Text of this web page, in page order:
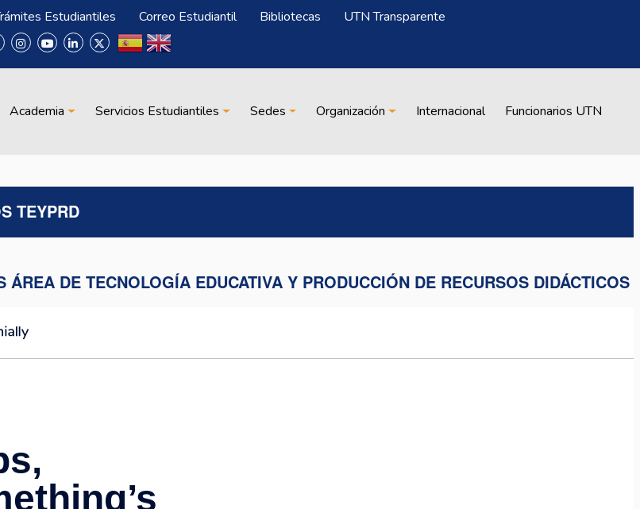
Estudiantiles Correo Estudiantil Bibliotecas UTN Transparente
Academia Servicios Estudiantiles Sedes Organización Internacional Funcionarios UTN
TEYPRD
ÁREA DE TECNOLOGÍA EDUCATIVA Y PRODUCCIÓN DE RECURSOS DIDÁCTICOS